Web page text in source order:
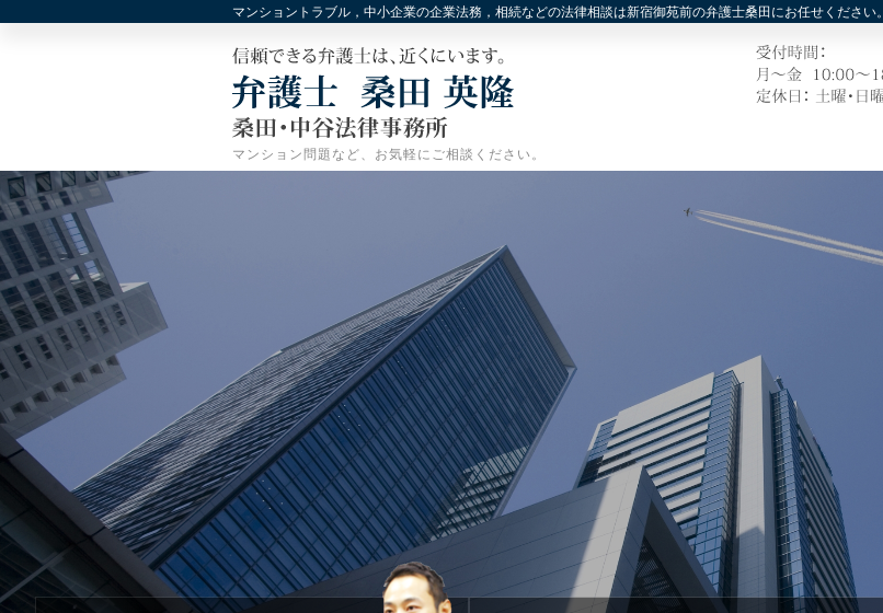
マンショントラブル，中小企業の企業法務，相続などの法律相談は新宿御苑前の弁護士桑田にお任せください。
マンション問題など、お気軽にご相談ください。